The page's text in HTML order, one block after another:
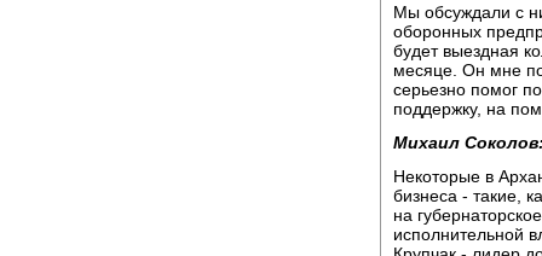
Мы обсуждали с
оборонных
будет выездная
месяце. Он мне
серьезно помог
поддержку, на
Михаил
Некоторые в
бизнеса - такие,
на
исполнительной